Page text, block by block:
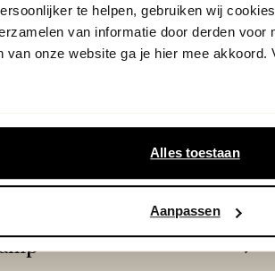
te helpen, gebruiken wij
van informatie door derden voor
van onze website ga je hier mee akkoord.
Alles toestaan
Aanpassen